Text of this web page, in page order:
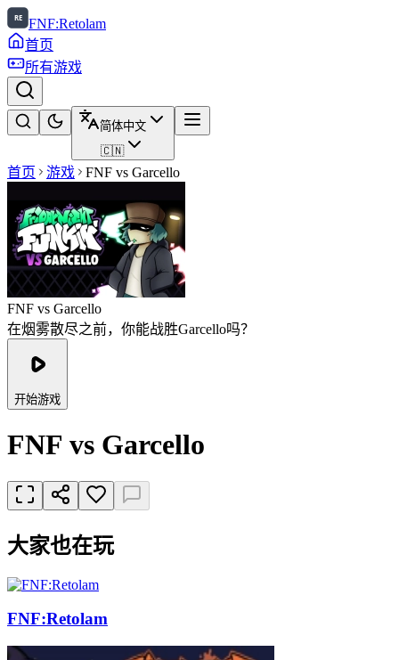
FNF:Retolam
首页
所有游戏
简体中文
🇨🇳
首页 游戏 FNF vs Garcello
FNF vs Garcello
在烟雾散尽之前，你能战胜Garcello吗？
开始游戏
FNF vs Garcello
大家也在玩
FNF:Retolam